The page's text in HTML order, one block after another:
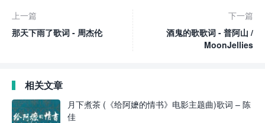
上一篇
那天下雨了歌词 - 周杰伦
下一篇
酒鬼的歌歌词 - 普阿山 /
MoonJellies
相关文章
月下煮茶 (《给阿嬷的情书》电影主题曲)歌词 – 陈
佳